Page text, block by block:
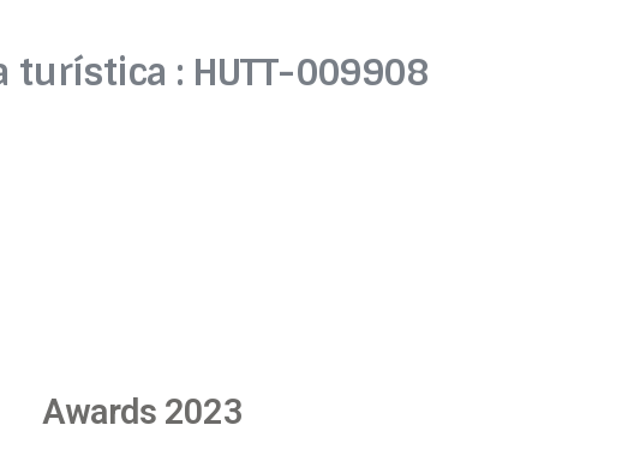
turística : HUTT-009908
Awards 2023